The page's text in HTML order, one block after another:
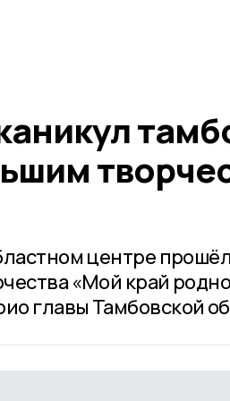
центре
«Мой край
главы Тамбовской